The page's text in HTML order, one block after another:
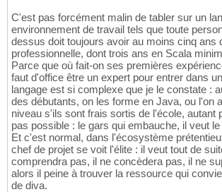
C'est pas forcément malin de tabler sur un
environnement de travail tels que toute
dessus doit toujours avoir au moins cinq ans
professionnelle, dont trois ans en Scala
Parce que où fait-on ses premières
faut d'office être un expert pour entrer dans
langage est si complexe que je le constate :
des débutants, on les forme en Java, ou l'on
niveau s'ils sont frais sortis de l'école, autant
pas possible : le gars qui embauche, il veut
Et c'est normal, dans l'écosystème
chef de projet se voit l'élite : il veut tout de
comprendra pas, il ne concèdera pas, il ne
alors il peine à trouver la ressource qui
de diva.